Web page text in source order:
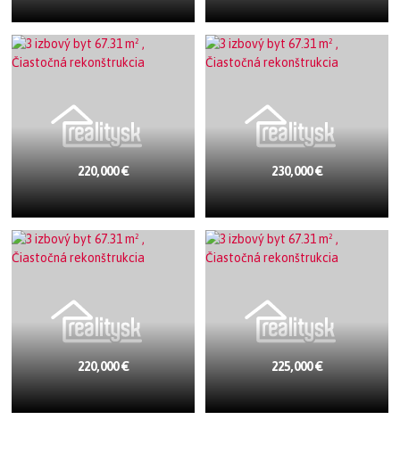
220,000 € 230,000 €
220,000 € 225,000 €